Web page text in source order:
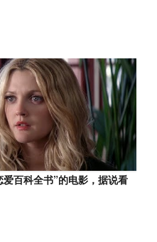
爱百科全书”的电影，据说看